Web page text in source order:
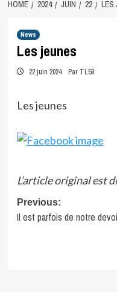
HOME 2024 JUIN 22 LES
News
Les jeunes
22 juin 2024 Par TL59
Les jeunes
L’article original est
Post
navigation
Previous:
Il est parfois de notre